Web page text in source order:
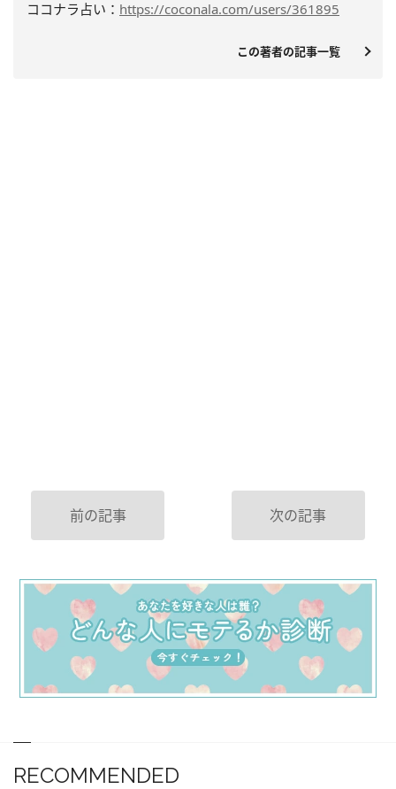
ココナラ占い： https://coconala.com/users/361895
この著者の記事一覧
前の記事 次の記事
RECOMMENDED